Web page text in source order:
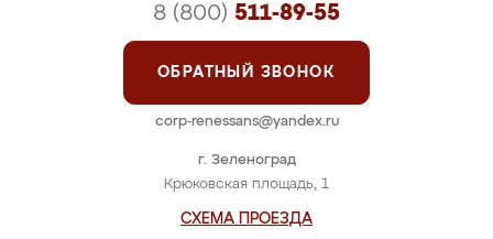
г. Зеленоград
Крюковская площадь, 1
СХЕМА ПРОЕЗДА
8 (800) 511-89-55
ОБРАТНЫЙ ЗВОНОК
corp-renessans@yandex.ru